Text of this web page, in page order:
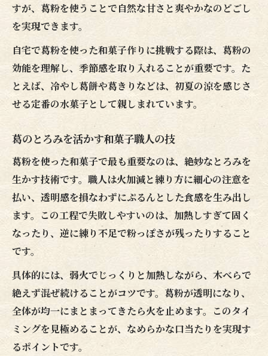
すが、葛粉を使うことで自然な甘さと爽やかなのどごし
を実現できます。
自宅で葛粉を使った和菓子作りに挑戦する際は、葛粉の
効能を理解し、季節感を取り入れることが重要です。た
とえば、冷やし葛餅や葛きりなどは、初夏の涼を感じさ
せる定番の水菓子として親しまれています。
葛のとろみを活かす和菓子職人の技
葛粉を使った和菓子で最も重要なのは、絶妙なとろみを
生かす技術です。職人は火加減と練り方に細心の注意を
払い、透明感を損なわずにぷるんとした食感を生み出し
ます。この工程で失敗しやすいのは、加熱しすぎて固く
なったり、逆に練り不足で粉っぽさが残ったりすること
です。
具体的には、弱火でじっくりと加熱しながら、木べらで
絶えず混ぜ続けることがコツです。葛粉が透明になり、
全体が均一にまとまってきたら火を止めます。このタイ
ミングを見極めることが、なめらかな口当たりを実現す
るポイントです。